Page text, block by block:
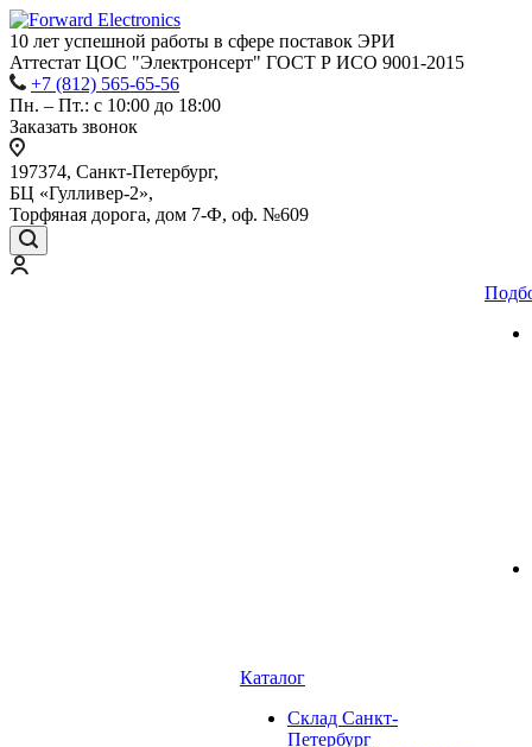
10 лет успешной работы в сфере поставок ЭРИ
Аттестат ЦОС "Электронсерт" ГОСТ Р ИСО 9001-2015
+7 (812) 565-65-56
Пн. – Пт.: с 10:00 до 18:00
Заказать звонок
197374, Санкт-Петербург,
БЦ «Гулливер-2»,
Торфяная дорога, дом 7-Ф, оф. №609
Каталог
Cклад Санкт-
Петербург